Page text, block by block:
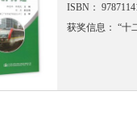
ISBN：
获奖信息： “十